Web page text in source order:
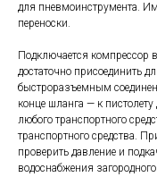
для пневмоинструмента.
переноски.
Подключается компрессор
достаточно присоединить
быстроразъемным
конце шланга — к
любого транспортного
транспортного средства.
проверить давление и
водоснабжения